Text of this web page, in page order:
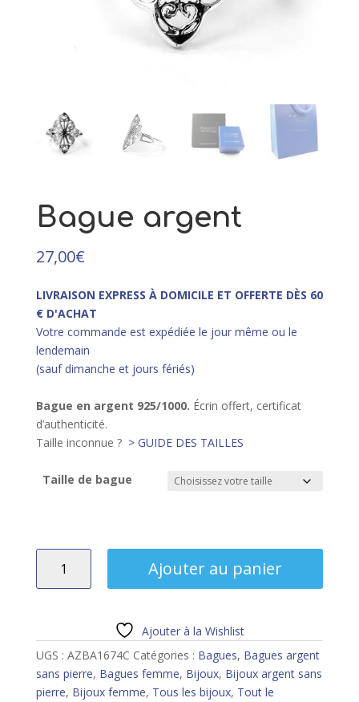
Bague argent
27,00€
LIVRAISON EXPRESS À DOMICILE ET OFFERTE DÈS 60
€ D'ACHAT
Votre commande est expédiée le jour même ou le
lendemain
(sauf dimanche et jours fériés)
Bague en argent 925/1000. Écrin offert, certificat
d’authenticité.
Taille inconnue ? > GUIDE DES TAILLES
Taille de bague
Ajouter au panier
Ajouter à la Wishlist
UGS : AZBA1674C Catégories : Bagues, Bagues argent
sans pierre, Bagues femme, Bijoux, Bijoux argent sans
pierre, Bijoux femme, Tous les bijoux, Tout le
Bague ambre - 56